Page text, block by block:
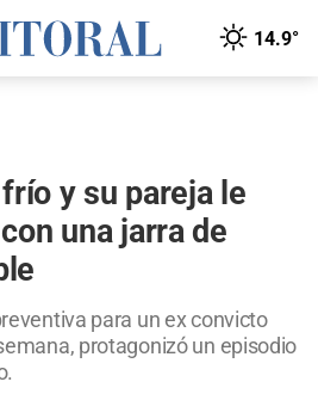
14.9°
y su pareja le
una jarra de
para un ex convicto
protagonizó un episodio